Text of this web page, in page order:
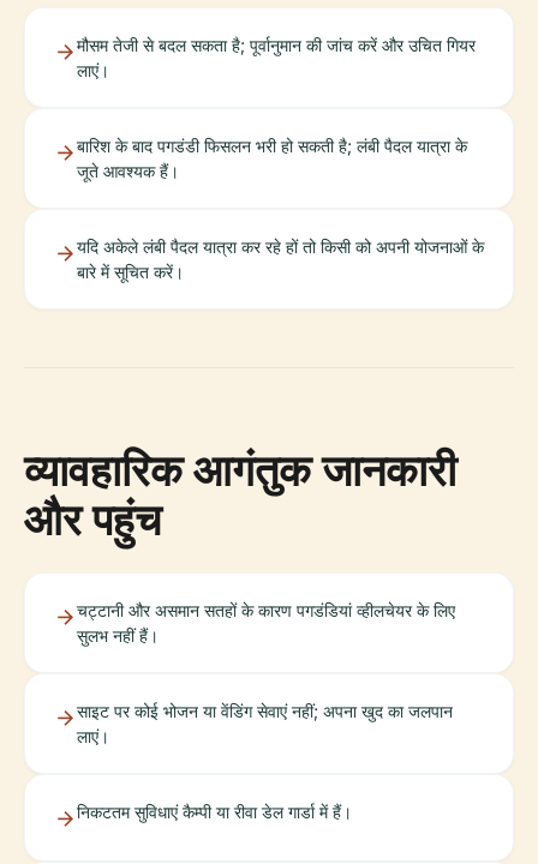
मौसम तेजी से बदल सकता है; पूर्वानुमान की जांच करें और उचित गियर
लाएं।
बारिश के बाद पगडंडी फिसलन भरी हो सकती है; लंबी पैदल यात्रा के
जूते आवश्यक हैं।
यदि अकेले लंबी पैदल यात्रा कर रहे हों तो किसी को अपनी योजनाओं के
बारे में सूचित करें।
व्यावहारिक आगंतुक जानकारी
और पहुंच
चट्टानी और असमान सतहों के कारण पगडंडियां व्हीलचेयर के लिए
सुलभ नहीं हैं।
साइट पर कोई भोजन या वेंडिंग सेवाएं नहीं; अपना खुद का जलपान
लाएं।
निकटतम सुविधाएं कैम्पी या रीवा डेल गार्डा में हैं।